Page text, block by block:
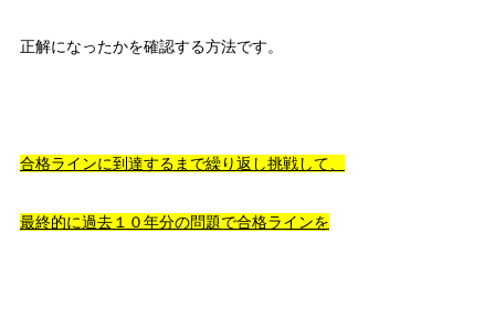
正解になったかを確認する方法です。
合格ラインに到達するまで繰り返し挑戦して、
最終的に過去１０年分の問題で合格ラインを